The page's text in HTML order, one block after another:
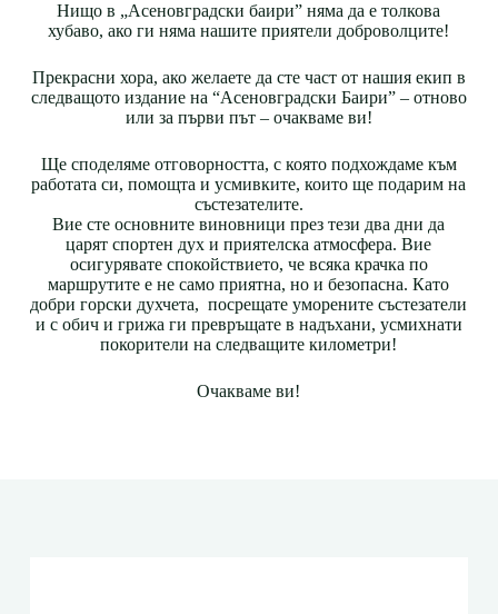
Нищо в „Асеновградски баири” няма да е толкова
хубаво, ако ги няма нашите приятели доброволците!
Прекрасни хора, ако желаете да сте част от нашия екип в
следващото издание на “Асеновградски Баири” – отново
или за първи път – очакваме ви!
Ще споделяме отговорността, с която подхождаме към
работата си, помощта и усмивките, които ще подарим на
състезателите.
Вие сте основните виновници през тези два дни да
царят спортен дух и приятелска атмосфера. Вие
осигурявате спокойствието, че всяка крачка по
маршрутите е не само приятна, но и безопасна.Като
добри горски духчета, посрещате уморените състезатели
и с обич и грижа ги превръщате в надъхани, усмихнати
покорители на следващите километри!
Очакваме ви!